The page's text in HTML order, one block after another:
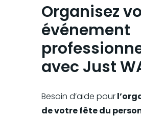
Organisez
événement
avec Just
Besoin d’aide pour
de votre fête du